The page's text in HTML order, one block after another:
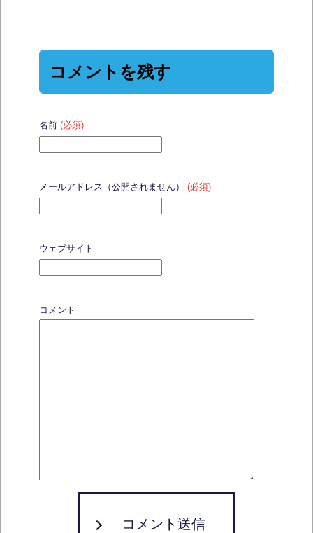
コメントを残す
名前 (必須)
メールアドレス（公開されません） (必須)
ウェブサイト
コメント
コメント送信